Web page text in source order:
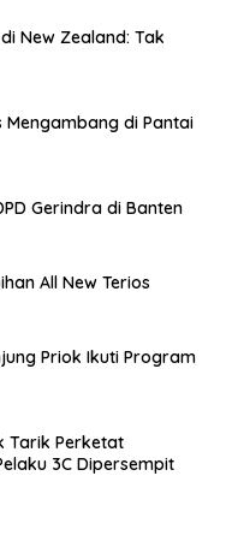
New Zealand: Tak
Mengambang di Pantai
Gerindra di Banten
All New Terios
Priok Ikuti Program
Tarik Perketat
3C Dipersempit